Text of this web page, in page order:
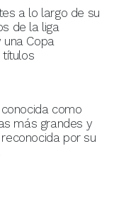
a lo largo de su
de la liga
Copa
títulos
como
más grandes y
por su